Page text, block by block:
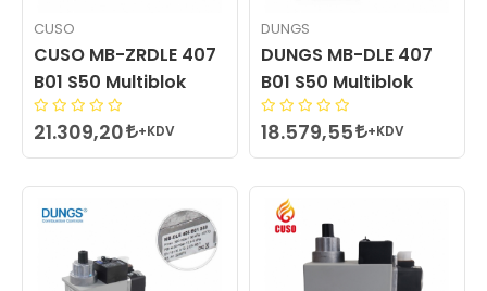
CUSO
CUSO MB-ZRDLE 407
B01 S50 Multiblok
21.309,20 +KDV
DUNGS
DUNGS MB-DLE 407
B01 S50 Multiblok
18.579,55 +KDV